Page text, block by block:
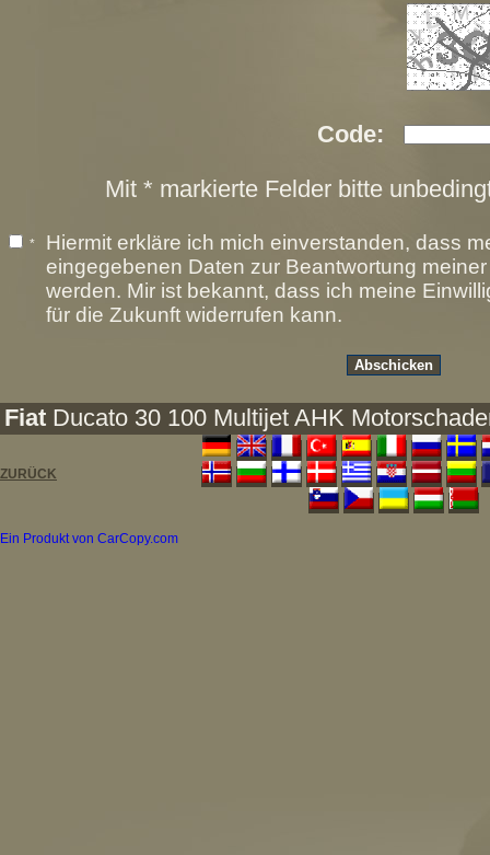
Code:
Mit * markierte Felder bitte
*
Hiermit erkläre ich mich einverstanden, dass
eingegebenen Daten zur Beantwortung
werden. Mir ist bekannt, dass ich meine
für die Zukunft widerrufen kann.
Fiat Ducato 30 100 Multijet AHK
ZURÜCK
Ein Produkt von CarCopy.com